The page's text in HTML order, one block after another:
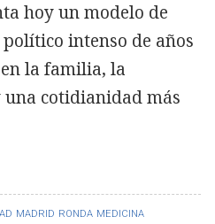
MADRID RONDA MEDICINA
hoy un modelo de
intenso de años
la familia, la
cotidianidad más